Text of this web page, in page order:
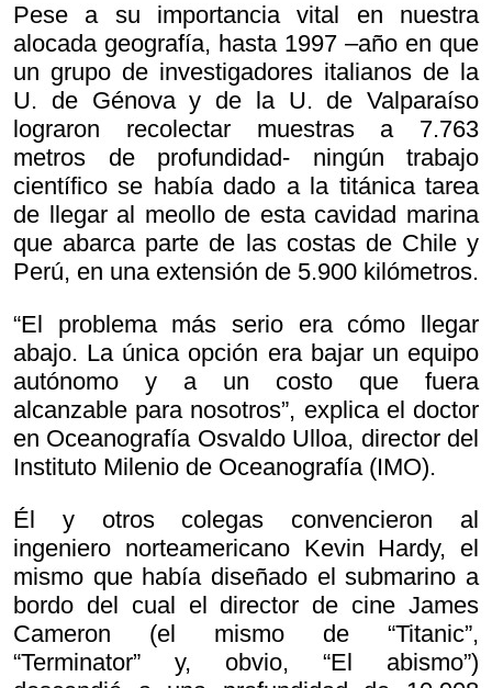
Pese a su importancia vital en nuestra
alocada geografía, hasta 1997 –año en que
un grupo de investigadores italianos de la
U. de Génova y de la U. de Valparaíso
lograron recolectar muestras a 7.763
metros de profundidad- ningún trabajo
científico se había dado a la titánica tarea
de llegar al meollo de esta cavidad marina
que abarca parte de las costas de Chile y
Perú, en una extensión de 5.900 kilómetros.
“El problema más serio era cómo llegar
abajo. La única opción era bajar un equipo
autónomo y a un costo que fuera
alcanzable para nosotros”, explica el doctor
en Oceanografía Osvaldo Ulloa, director del
Instituto Milenio de Oceanografía (IMO).
Él y otros colegas convencieron al
ingeniero norteamericano Kevin Hardy, el
mismo que había diseñado el submarino a
bordo del cual el director de cine James
Cameron (el mismo de “Titanic”,
“Terminator” y, obvio, “El abismo”)